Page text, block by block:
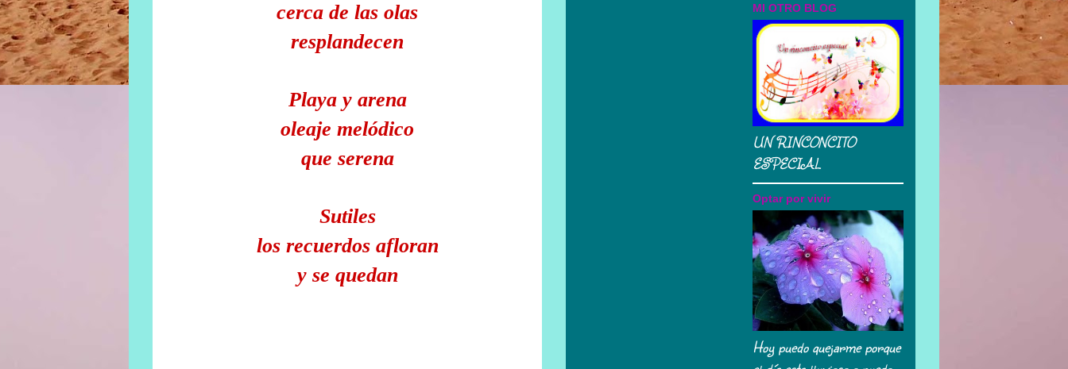
cerca de las olas
resplandecen
Playa y arena
oleaje melódico
que serena
Sutiles
los recuerdos afloran
y se quedan
MI OTRO BLOG
UN RINCONCITO
ESPECIAL
Optar por vivir
Hoy puedo quejarme porque